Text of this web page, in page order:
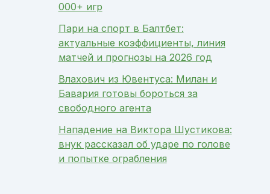
000+ игр
Пари на спорт в Балтбет:
актуальные коэффициенты, линия
матчей и прогнозы на 2026 год
Влахович из Ювентуса: Милан и
Бавария готовы бороться за
свободного агента
Нападение на Виктора Шустикова:
внук рассказал об ударе по голове
и попытке ограбления